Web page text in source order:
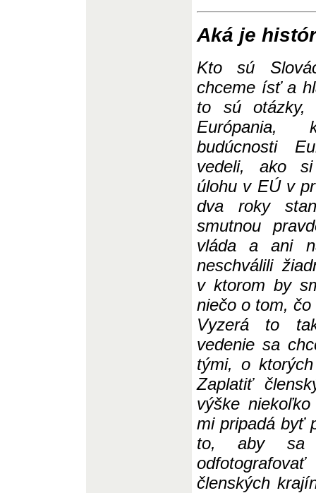
Aká je
Kto sú
chceme ísť a
to sú otázky,
budúcnosti
vedeli, ako si
úlohu v EÚ v
dva roky
smutnou
vláda a ani
neschválili
v ktorom by
niečo o tom,
Vyzerá to
vedenie sa
tými, o
Zaplatiť
výške
mi pripadá byť
to, aby sa
členských